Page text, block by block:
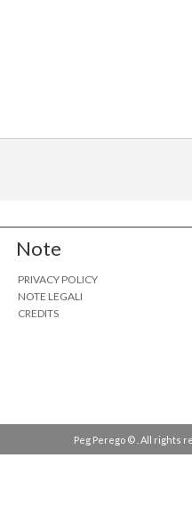
Note
PRIVACY POLICY
NOTE LEGALI
CREDITS
Peg Perego © . All rights